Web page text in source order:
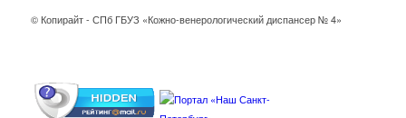
© Копирайт - СПб ГБУЗ «Кожно-венерологический диспансер № 4»